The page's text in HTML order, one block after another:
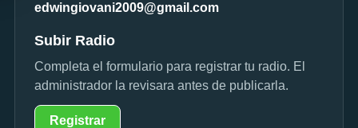
edwingiovani2009@gmail.com
Subir Radio
Completa el formulario para registrar tu radio. El
administrador la revisara antes de publicarla.
Registrar